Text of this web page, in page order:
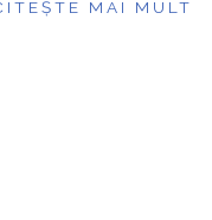
MAI MULT